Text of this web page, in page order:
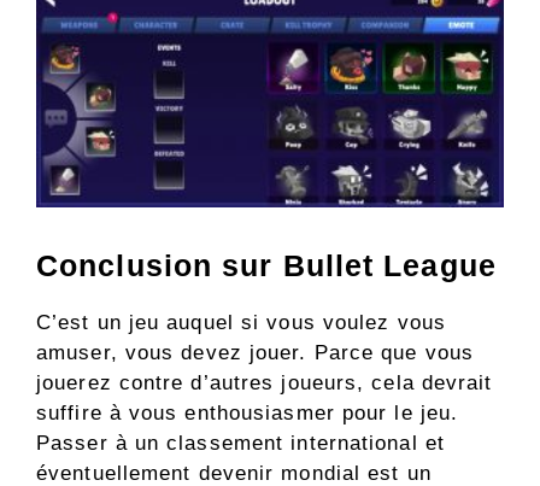
Conclusion sur Bullet League
C’est un jeu auquel si vous voulez vous
amuser, vous devez jouer. Parce que vous
jouerez contre d’autres joueurs, cela devrait
suffire à vous enthousiasmer pour le jeu.
Passer à un classement international et
éventuellement devenir mondial est un